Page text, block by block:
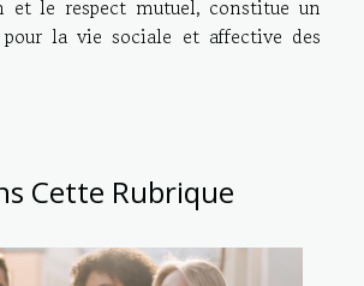
et le respect mutuel, constitue un
la vie sociale et affective des
Cette Rubrique